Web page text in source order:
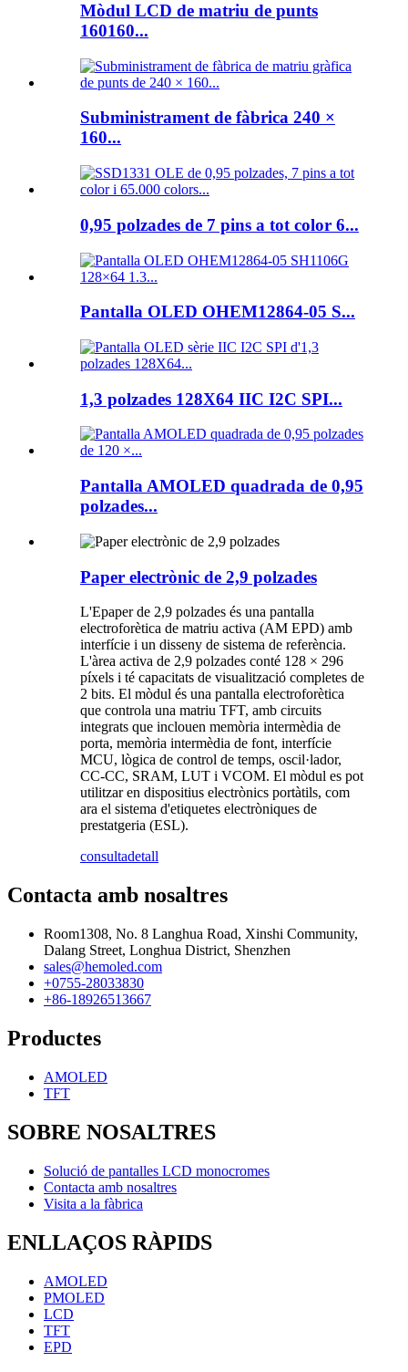
Mòdul LCD de matriu de punts
160160...
Subministrament de fàbrica 240 ×
160...
0,95 polzades de 7 pins a tot color 6...
Pantalla OLED OHEM12864-05 S...
1,3 polzades 128X64 IIC I2C SPI...
Pantalla AMOLED quadrada de 0,95
polzades...
Paper electrònic de 2,9 polzades
L'Epaper de 2,9 polzades és una pantalla
electroforètica de matriu activa (AM EPD) amb
interfície i un disseny de sistema de referència.
L'àrea activa de 2,9 polzades conté 128 × 296
píxels i té capacitats de visualització completes de
2 bits. El mòdul és una pantalla electroforètica
que controla una matriu TFT, amb circuits
integrats que inclouen memòria intermèdia de
porta, memòria intermèdia de font, interfície
MCU, lògica de control de temps, oscil·lador,
CC-CC, SRAM, LUT i VCOM. El mòdul es pot
utilitzar en dispositius electrònics portàtils, com
ara el sistema d'etiquetes electròniques de
prestatgeria (ESL).
consultadetall
Contacta amb nosaltres
Room1308, No. 8 Langhua Road, Xinshi Community,
Dalang Street, Longhua District, Shenzhen
sales@hemoled.com
+0755-28033830
+86-18926513667
Productes
AMOLED
TFT
SOBRE NOSALTRES
Solució de pantalles LCD monocromes
Contacta amb nosaltres
Visita a la fàbrica
ENLLAÇOS RÀPIDS
AMOLED
PMOLED
LCD
TFT
EPD